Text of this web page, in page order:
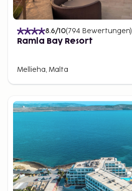
8.6/10(794 Bewertungen)
Ramla Bay Resort
Mellieha, Malta